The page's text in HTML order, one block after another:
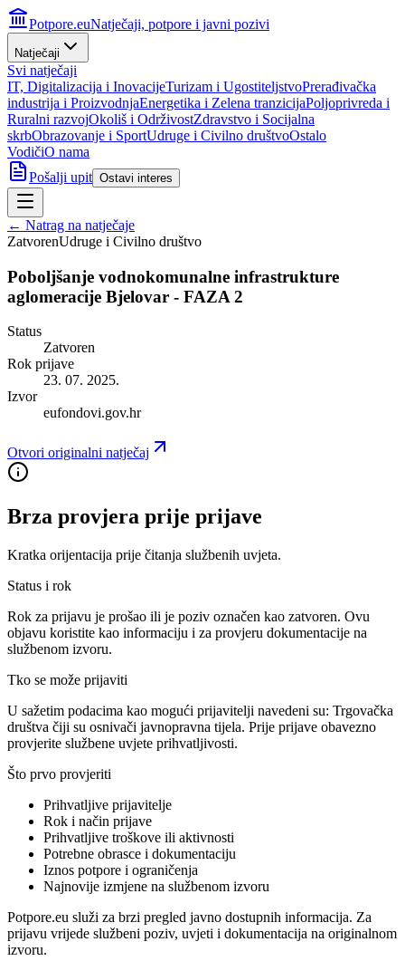
Potpore.euNatječaji, potpore i javni pozivi
Natječaji
Svi natječaji
IT, Digitalizacija i InovacijeTurizam i UgostiteljstvoPrerađivačka
industrija i ProizvodnjaEnergetika i Zelena tranzicijaPoljoprivreda i
Ruralni razvojOkoliš i OdrživostZdravstvo i Socijalna
skrbObrazovanje i SportUdruge i Civilno društvoOstalo
VodičiO nama
Pošalji upit Ostavi interes
← Natrag na natječaje
ZatvorenUdruge i Civilno društvo
Poboljšanje vodnokomunalne infrastrukture
aglomeracije Bjelovar - FAZA 2
Status
Zatvoren
Rok prijave
23. 07. 2025.
Izvor
eufondovi.gov.hr
Otvori originalni natječaj
Brza provjera prije prijave
Kratka orijentacija prije čitanja službenih uvjeta.
Status i rok
Rok za prijavu je prošao ili je poziv označen kao zatvoren. Ovu
objavu koristite kao informaciju i za provjeru dokumentacije na
službenom izvoru.
Tko se može prijaviti
U sažetim podacima kao mogući prijavitelji navedeni su: Trgovačka
društva čiji su osnivači javnopravna tijela. Prije prijave obavezno
provjerite službene uvjete prihvatljivosti.
Što prvo provjeriti
Prihvatljive prijavitelje
Rok i način prijave
Prihvatljive troškove ili aktivnosti
Potrebne obrasce i dokumentaciju
Iznos potpore i ograničenja
Najnovije izmjene na službenom izvoru
Potpore.eu služi za brzi pregled javno dostupnih informacija. Za
prijavu vrijede službeni poziv, uvjeti i dokumentacija na originalnom
izvoru.